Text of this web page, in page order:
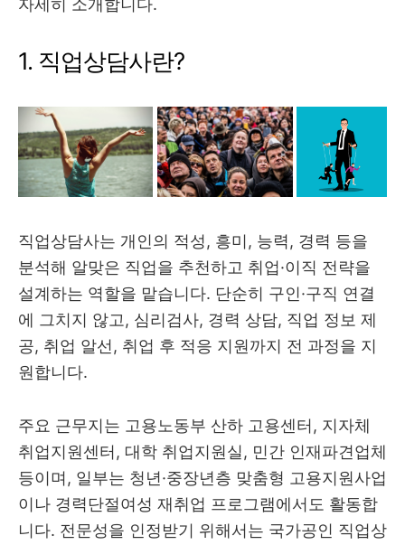
자세히 소개합니다.
1. 직업상담사란?
직업상담사는 개인의 적성, 흥미, 능력, 경력 등을
분석해 알맞은 직업을 추천하고 취업·이직 전략을
설계하는 역할을 맡습니다. 단순히 구인·구직 연결
에 그치지 않고, 심리검사, 경력 상담, 직업 정보 제
공, 취업 알선, 취업 후 적응 지원까지 전 과정을 지
원합니다.
주요 근무지는 고용노동부 산하 고용센터, 지자체
취업지원센터, 대학 취업지원실, 민간 인재파견업체
등이며, 일부는 청년·중장년층 맞춤형 고용지원사업
이나 경력단절여성 재취업 프로그램에서도 활동합
니다. 전문성을 인정받기 위해서는 국가공인 직업상